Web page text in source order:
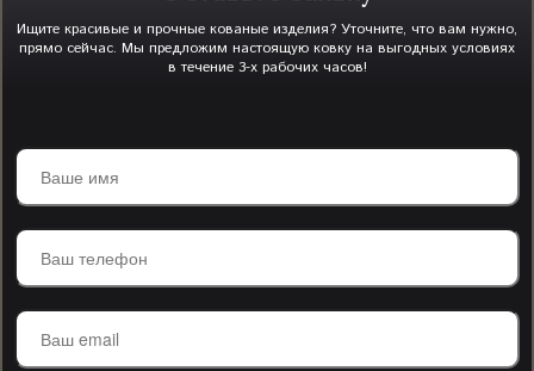
Ищите красивые и прочные кованые изделия? Уточните, что вам нужно,
прямо сейчас. Мы предложим настоящую ковку на выгодных условиях
в течение 3-х рабочих часов!